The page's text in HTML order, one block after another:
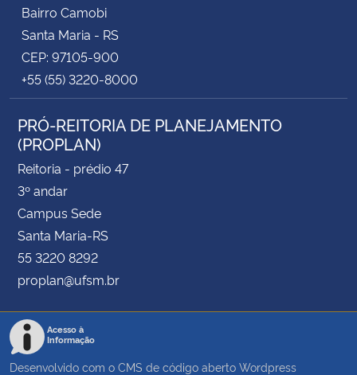
Bairro Camobi
Santa Maria - RS
CEP: 97105-900
+55 (55) 3220-8000
PRÓ-REITORIA DE PLANEJAMENTO
(PROPLAN)
Reitoria - prédio 47
3º andar
Campus Sede
Santa Maria-RS
55 3220 8292
proplan@ufsm.br
Acesso à
Informação
Desenvolvido com o CMS de código aberto Wordpress